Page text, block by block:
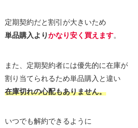
定期契約だと割引が大きいため
単品購入よりかなり安く買えます。
また、定期契約者には優先的に在庫が
割り当てられるため単品購入と違い
在庫切れの心配もありません。
いつでも解約できるように